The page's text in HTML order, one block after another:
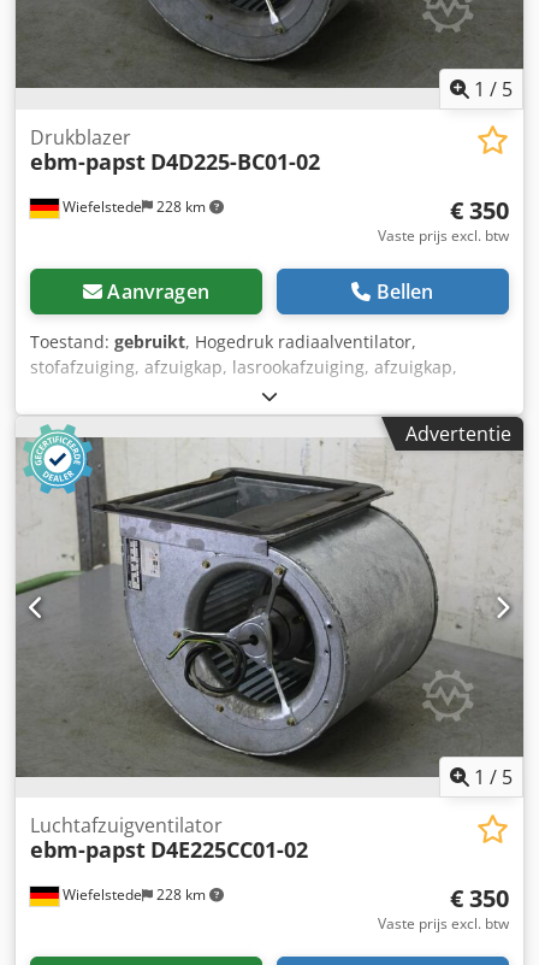
1 / 5
Wiefelstede 228 km
Drukblazer
ebm-papst D4D225-BC01-02
€ 350
Vaste prijs excl. btw
Aanvragen Bellen
Toestand: gebruikt, Hogedruk radiaalventilator,
stofafzuiging, afzuigkap, lasrookafzuiging, afzuigkap,
ventilator, drukventilator, vacuümventilator,
ventilatieventilator -Motorvermogen: 0,56 kW -Volume-
uitgang: ca. 45 m³/min. -Aansluiting luchtkanaal: 285 x 150
mm -Aantal: 2x ventilator beschikbaar Dkodpfedwlp Ujx
Acksr -Prijs: per stuk -Maten: 380/380/H330 mm -gewicht:
Advertentie
1 / 5
Wiefelstede 228 km
Luchtafzuigventilator
ebm-papst D4E225CC01-02
€ 350
Vaste prijs excl. btw